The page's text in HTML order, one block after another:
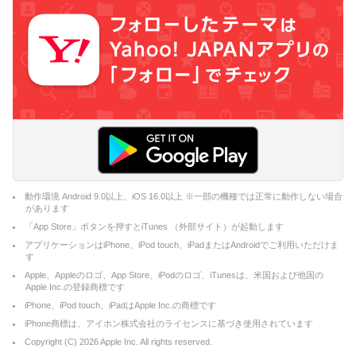
動作環境 Android 9.0以上、iOS 16.0以上 ※一部の機種では正常に動作しない場合
があります
「App Store」ボタンを押すとiTunes （外部サイト）が起動します
アプリケーションはiPhone、iPod touch、iPadまたはAndroidでご利用いただけま
す
Apple、Appleのロゴ、App Store、iPodのロゴ、iTunesは、米国および他国の
Apple Inc.の登録商標です
iPhone、iPod touch、iPadはApple Inc.の商標です
iPhone商標は、アイホン株式会社のライセンスに基づき使用されています
Copyright (C) 2026Apple Inc. All rights reserved.